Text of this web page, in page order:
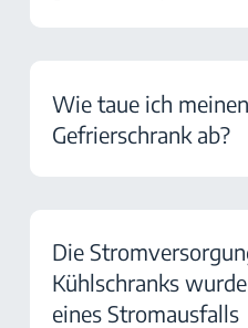
Wie taue ich meinen
Gefrierschrank ab?
Die
Kühlschranks
eines Stromausfalls